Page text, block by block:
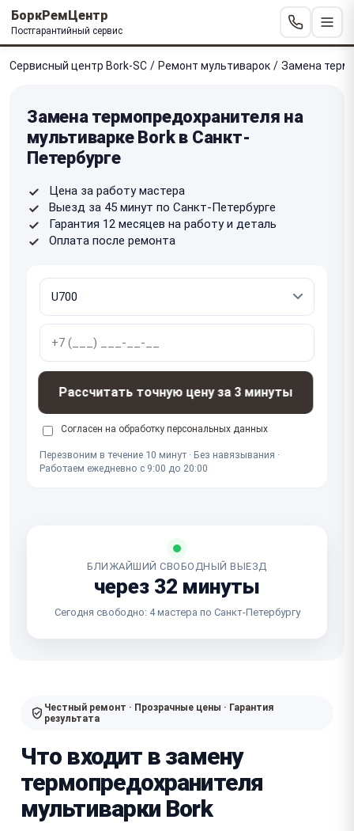
БоркРемЦентр
Постгарантийный сервис
Сервисный центр Bork-SC / Ремонт мультиварок / Замена
Замена термопредохранителя на
мультиварке Bork в Санкт-
Петербурге
Цена за работу мастера
Выезд за 45 минут по Санкт-Петербурге
Гарантия 12 месяцев на работу и деталь
Оплата после ремонта
Рассчитать точную цену за 3 минуты
Согласен на обработку персональных данных
Перезвоним в течение 10 минут · Без навязывания ·
Работаем ежедневно с 9:00 до 20:00
БЛИЖАЙШИЙ СВОБОДНЫЙ ВЫЕЗД
через 32 минуты
Сегодня свободно: 4 мастера по Санкт-Петербургу
Честный ремонт · Прозрачные цены · Гарантия
результата
Что входит в замену
термопредохранителя
мультиварки Bork